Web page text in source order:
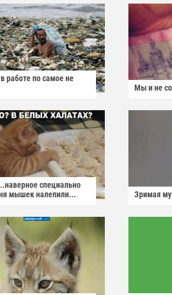
работе по самое не
Мы и не
специально
мышек налепили...
Зримая